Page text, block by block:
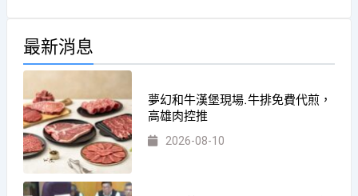
最新消息
夢幻和牛漢堡現場.牛排免費代煎，
高雄肉控推
2026-08-10